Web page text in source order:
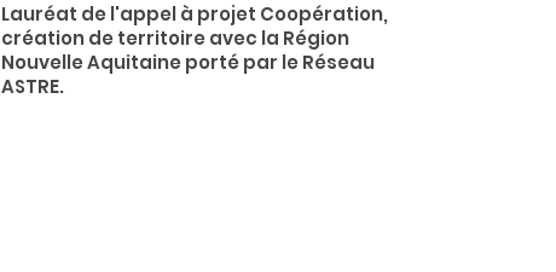
Lauréat de l'appel à projet Coopération,
création de territoire avec la Région
Nouvelle Aquitaine porté par le Réseau
ASTRE.